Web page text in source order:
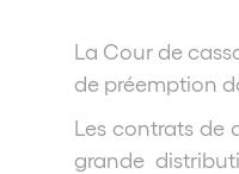
La Cour de
de préemption
Les contrats de
grande